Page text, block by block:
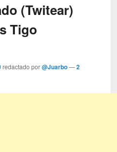
(Twitear)
Tigo
redactado por@Juarbo —2